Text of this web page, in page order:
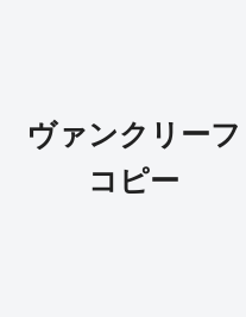
ヴァンクリーフ
コピー